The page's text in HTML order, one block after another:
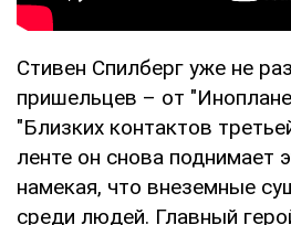
Стивен Спилберг уже не
пришельцев – от
"Близких контактов
ленте он снова поднимает
намекая, что внеземные
среди людей. Главный